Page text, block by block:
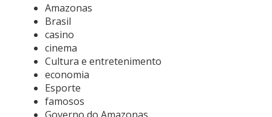
Amazonas
Brasil
casino
cinema
Cultura e entretenimento
economia
Esporte
famosos